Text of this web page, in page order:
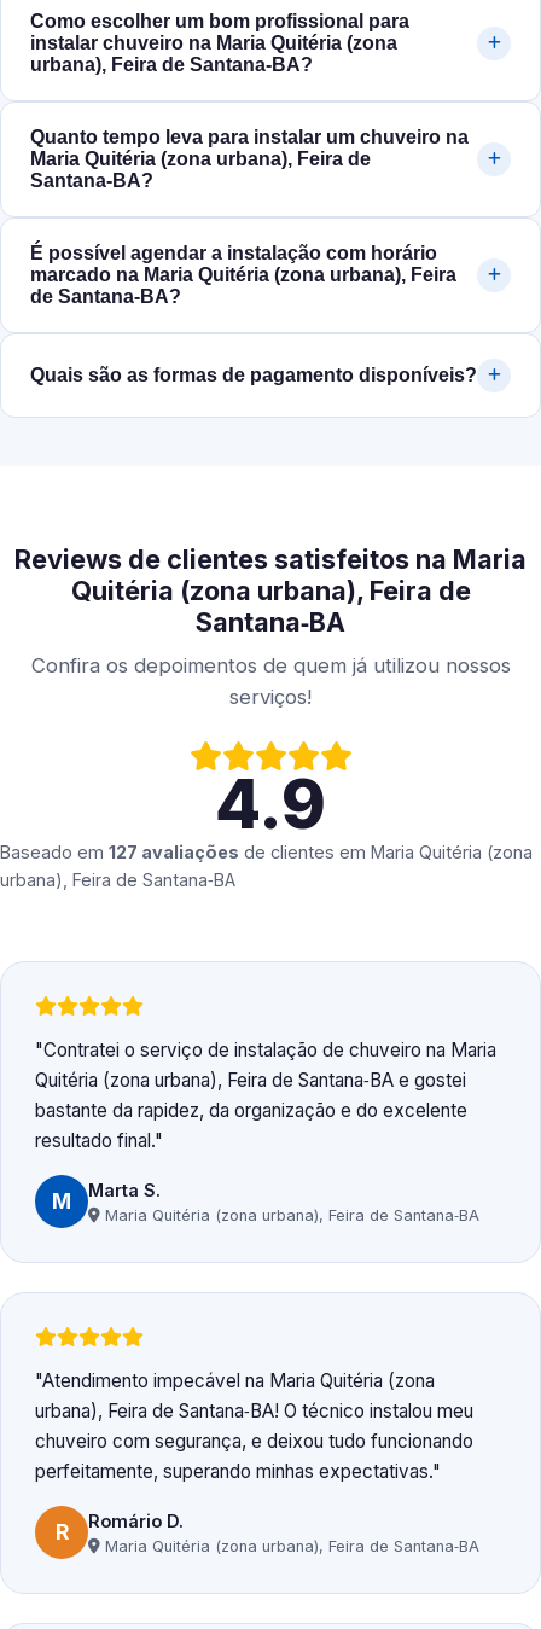
Como escolher um bom profissional para
instalar chuveiro na Maria Quitéria (zona
urbana), Feira de Santana‑BA?
Quanto tempo leva para instalar um chuveiro na
Maria Quitéria (zona urbana), Feira de
Santana‑BA?
É possível agendar a instalação com horário
marcado na Maria Quitéria (zona urbana), Feira
de Santana‑BA?
Quais são as formas de pagamento disponíveis?
Reviews de clientes satisfeitos na Maria
Quitéria (zona urbana), Feira de
Santana‑BA
Confira os depoimentos de quem já utilizou nossos
serviços!
4.9
Baseado em 127 avaliações de clientes em Maria Quitéria (zona
urbana), Feira de Santana‑BA
Contratei o serviço de instalação de chuveiro na Maria
Quitéria (zona urbana), Feira de Santana‑BA e gostei
bastante da rapidez, da organização e do excelente
resultado final.
M Marta S.
Maria Quitéria (zona urbana), Feira de Santana‑BA
Atendimento impecável na Maria Quitéria (zona
urbana), Feira de Santana‑BA! O técnico instalou meu
chuveiro com segurança, e deixou tudo funcionando
perfeitamente, superando minhas expectativas.
R Romário D.
Maria Quitéria (zona urbana), Feira de Santana‑BA